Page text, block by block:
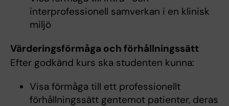
interprofessionell samverkan i en klinisk
miljö
Värderingsförmåga och förhållningssätt
Efter godkänd kurs ska studenten kunna:
Visa förmåga till ett professionellt
förhållningssätt gentemot patienter, deras